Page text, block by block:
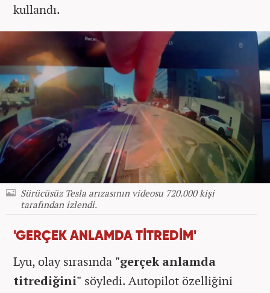
kullandı.
Sürücüsüz Tesla arızasının videosu 720.000 kişi
tarafından izlendi.
'GERÇEK ANLAMDA TİTREDİM'
Lyu, olay sırasında "gerçek anlamda
titrediğini" söyledi. Autopilot özelliğini